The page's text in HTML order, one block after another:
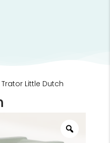
Little Dutch